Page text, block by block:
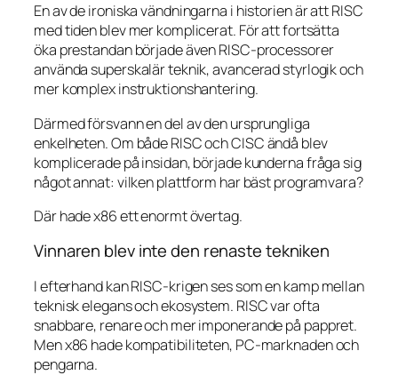
En av de ironiska vändningarna i historien är att RISC
med tiden blev mer komplicerat. För att fortsätta
öka prestandan började även RISC-processorer
använda superskalär teknik, avancerad styrlogik och
mer komplex instruktionshantering.
Därmed försvann en del av den ursprungliga
enkelheten. Om både RISC och CISC ändå blev
komplicerade på insidan, började kunderna fråga sig
något annat: vilken plattform har bäst programvara?
Där hade x86 ett enormt övertag.
Vinnaren blev inte den renaste tekniken
I efterhand kan RISC-krigen ses som en kamp mellan
teknisk elegans och ekosystem. RISC var ofta
snabbare, renare och mer imponerande på pappret.
Men x86 hade kompatibiliteten, PC-marknaden och
pengarna.